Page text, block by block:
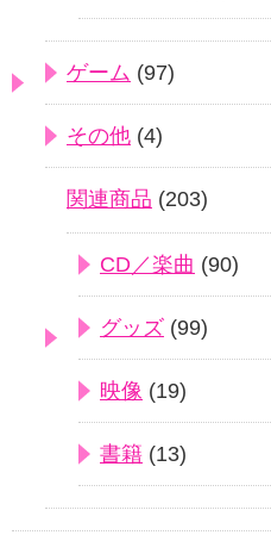
ゲーム (97)
その他 (4)
関連商品 (203)
CD／楽曲 (90)
グッズ (99)
映像 (19)
書籍 (13)